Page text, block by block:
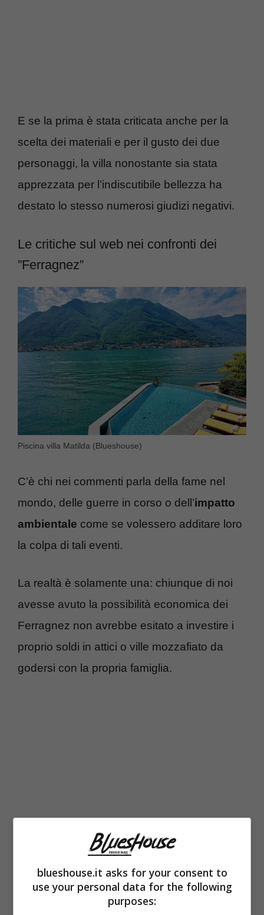
E se la prima è stata criticata anche per la
scelta dei materiali e per il gusto dei due
personaggi, la villa nonostante sia stata
apprezzata per l’indiscutibile bellezza ha
destato lo stesso numerosi giudizi negativi.
Le critiche sul web nei confronti dei
”Ferragnez”
Piscina villa Matilda (Blueshouse)
C’è chi nei commenti parla della fame nel
mondo, delle guerre in corso o dell’impatto
ambientale come se volessero additare loro
la colpa di tali eventi.
La realtà è solamente una: chiunque di noi
avesse avuto la possibilità economica dei
Ferragnez non avrebbe esitato a investire i
proprio soldi in attici o ville mozzafiato da
godersi con la propria famiglia.
facendo del male a nessuno: hanno sempre
mostrato il loro altruismo con la
blueshouse.it asks for your consent to
use your personal data for the following
purposes: